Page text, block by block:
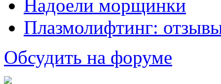
Надоели морщинки
Плазмолифтинг:
Обсудить на форуме